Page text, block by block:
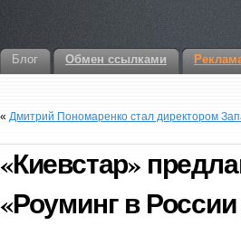
Блог Обмен ссылками
« Дмитрий Пономаренко стал директором
«Киевстар»
«Роуминг в России